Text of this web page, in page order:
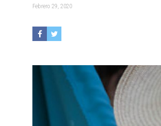
Febrero 29, 2020